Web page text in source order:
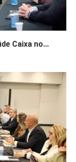
Caixa no...